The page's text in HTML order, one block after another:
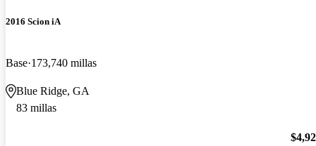
2016 Scion iA
Base 173,740 millas
Blue Ridge, GA
83 millas